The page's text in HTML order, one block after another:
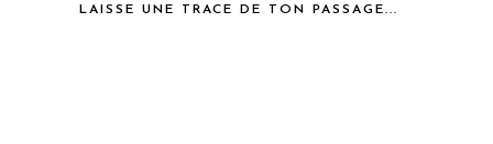
LAISSE UNE TRACE DE TON PASSAGE...